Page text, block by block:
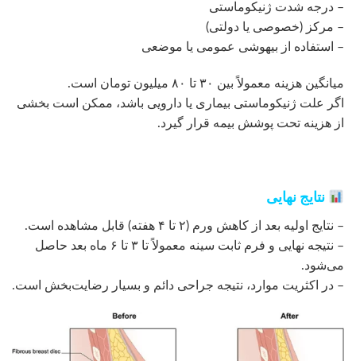
– درجه شدت ژنیکوماستی
– مرکز (خصوصی یا دولتی)
– استفاده از بیهوشی عمومی یا موضعی
میانگین هزینه معمولاً بین ۳۰ تا ۸۰ میلیون تومان است.
اگر علت ژنیکوماستی بیماری یا دارویی باشد، ممکن است بخشی
از هزینه تحت پوشش بیمه قرار گیرد.
نتایج نهایی
– نتایج اولیه بعد از کاهش ورم (۲ تا ۴ هفته) قابل مشاهده است.
– نتیجه نهایی و فرم ثابت سینه معمولاً تا ۳ تا ۶ ماه بعد حاصل
می‌شود.
– در اکثریت موارد، نتیجه جراحی دائم و بسیار رضایت‌بخش است.